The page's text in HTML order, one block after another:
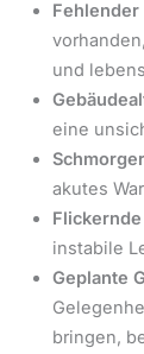
und
eine
akutes
instabile
Geplante
bringen,